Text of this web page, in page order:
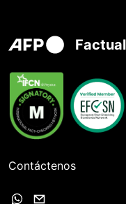
Factual
Contáctenos